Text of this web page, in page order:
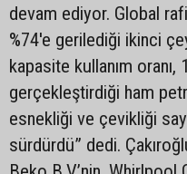
devam ediyor. Global
%74'e gerilediği ikinci
kapasite kullanım oranı,
gerçekleştirdiği ham
esnekliği ve çevikliği
sürdürdü” dedi.